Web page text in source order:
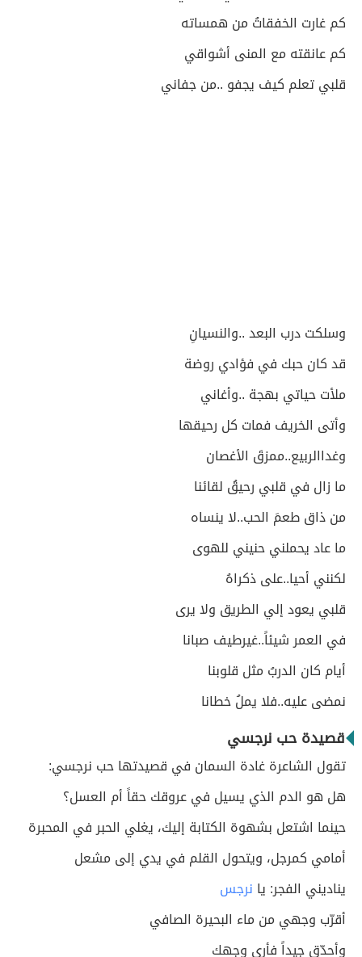
كم غارت الخفقاتُ من همساته
كم عانقته مع المنى أشواقي
قلبي تعلم كيف يجفو ..من جفاني
وسلكت درب البعد ..والنسيانِ
قد كان حبك في فؤادي روضة
ملأت حياتي بهجة ..وأغاني
وأتى الخريف فمات كل رحيقها
وغداالربيع..ممزقَ الأغصان
ما زال في قلبي رحيقُ لقائنا
من ذاق طعمَ الحب..لا ينساه
ما عاد يحملني حنيني للهوى
لكنني أحيا..على ذكراهُ
قلبي يعود إلي الطريق ولا يرى
في العمر شيئاً..غيرطيف صبانا
أيام كان الدربُ مثل قلوبنا
نمضى عليه..فلا يملُ خطانا
قصيدة حب نرجسي
تقول الشاعرة غادة السمان في قصيدتها حب نرجسي:
هل هو الدم الذي يسيل في عروقك حقاً أم العسل؟
حينما اشتعل بشهوة الكتابة إليك، يغلي الحبر في المحبرة
أمامي كمرجل، ويتحول القلم في يدي إلى مشعل
يناديني الفجر: يا نرجس
أقرّب وجهي من ماء البحيرة الصافي
وأحدّق جيداً فأرى وجهك